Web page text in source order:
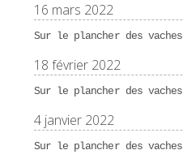
16 mars 2022
Sur le plancher des vaches
18 février 2022
Sur le plancher des vaches
4 janvier 2022
Sur le plancher des vaches